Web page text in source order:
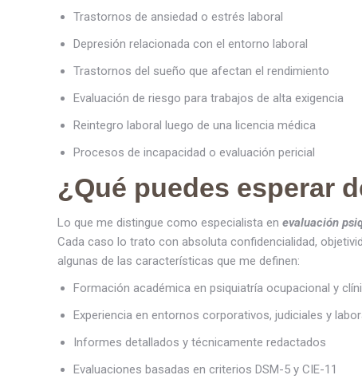
Trastornos de ansiedad o estrés laboral
Depresión relacionada con el entorno laboral
Trastornos del sueño que afectan el rendimiento
Evaluación de riesgo para trabajos de alta exigencia
Reintegro laboral luego de una licencia médica
Procesos de incapacidad o evaluación pericial
¿Qué puedes esperar
Lo que me distingue como especialista en evaluación
Cada caso lo trato con absoluta confidencialidad,
algunas de las características que me definen:
Formación académica en psiquiatría ocupacional y
Experiencia en entornos corporativos, judiciales y
Informes detallados y técnicamente redactados
Evaluaciones basadas en criterios DSM-5 y CIE-11